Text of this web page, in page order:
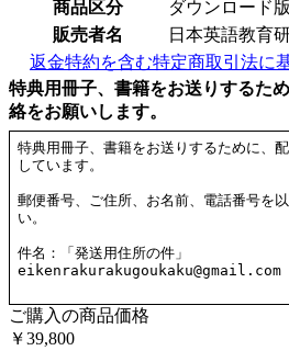
商品区分
ダウンロード版
販売者名
日本英語教育
返金特約を含む特定商取引法に
特典用冊子、書籍をお送りするた
絡をお願いします。
ご購入の商品価格
￥39,800